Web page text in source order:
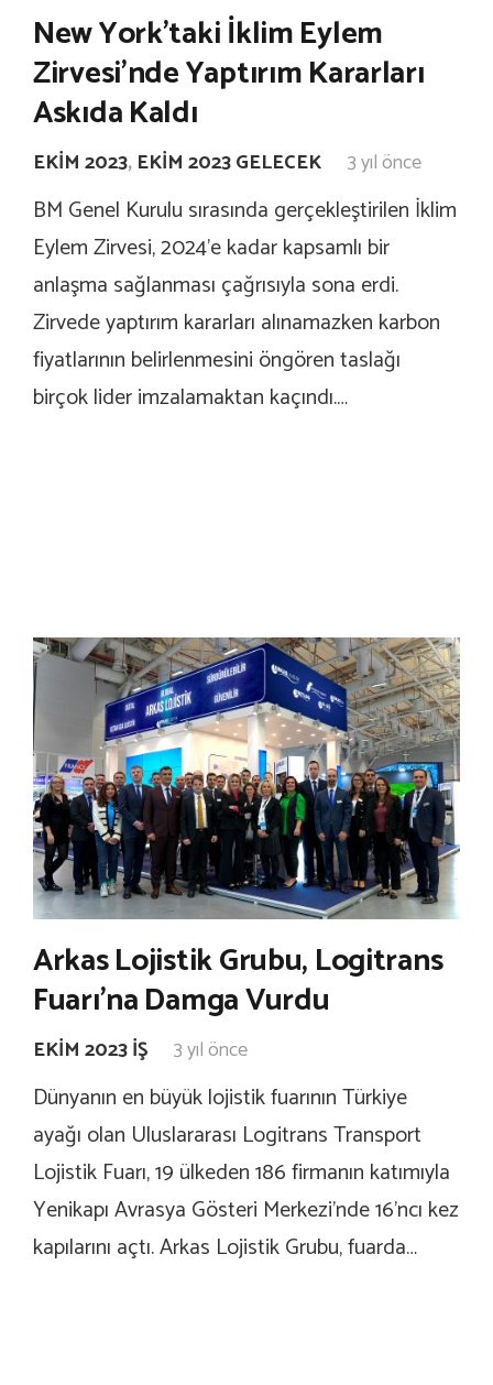
New York’taki İklim Eylem
Zirvesi’nde Yaptırım Kararları
Askıda Kaldı
EKIM 2023, EKIM 2023 GELECEK 3 yıl önce
BM Genel Kurulu sırasında gerçekleştirilen İklim
Eylem Zirvesi, 2024’e kadar kapsamlı bir
anlaşma sağlanması çağrısıyla sona erdi.
Zirvede yaptırım kararları alınamazken karbon
fiyatlarının belirlenmesini öngören taslağı
birçok lider imzalamaktan kaçındı.…
Arkas Lojistik Grubu, Logitrans
Fuarı’na Damga Vurdu
EKIM 2023 İŞ 3 yıl önce
Dünyanın en büyük lojistik fuarının Türkiye
ayağı olan Uluslararası Logitrans Transport
Lojistik Fuarı, 19 ülkeden 186 firmanın katımıyla
Yenikapı Avrasya Gösteri Merkezi’nde 16’ncı kez
kapılarını açtı. Arkas Lojistik Grubu, fuarda…